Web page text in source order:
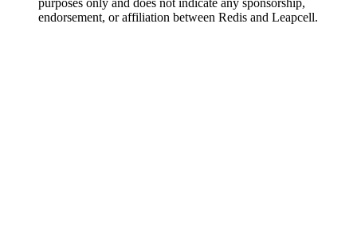
purposes only and does not indicate any sponsorship,
endorsement, or affiliation between Redis and Leapcell.